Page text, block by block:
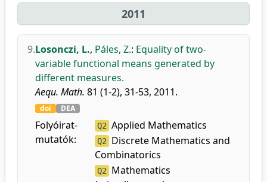
2011
9.Losonczi, L., Páles, Z.: Equality of two-
variable functional means generated by
different measures.
Aequ. Math. 81 (1-2), 31-53, 2011.
doi DEA
Folyóirat-
mutatók:
Q2 Applied Mathematics
Q2 Discrete Mathematics and
Combinatorics
Q2 Mathematics